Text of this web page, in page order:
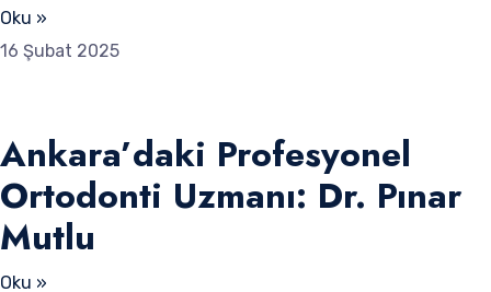
Oku »
16 Şubat 2025
Ankara’daki Profesyonel
Ortodonti Uzmanı: Dr. Pınar
Mutlu
Oku »